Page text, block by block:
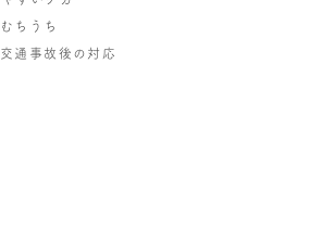
むちうち
交通事故後の対応